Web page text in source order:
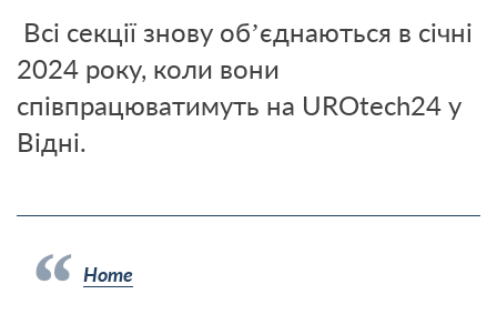
Всі секції знову об’єднаються в січні
2024 року, коли вони
співпрацюватимуть на UROtech24 у
Відні.
Home